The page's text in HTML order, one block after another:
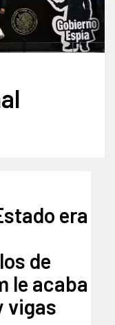
era
de
le acaba
vigas